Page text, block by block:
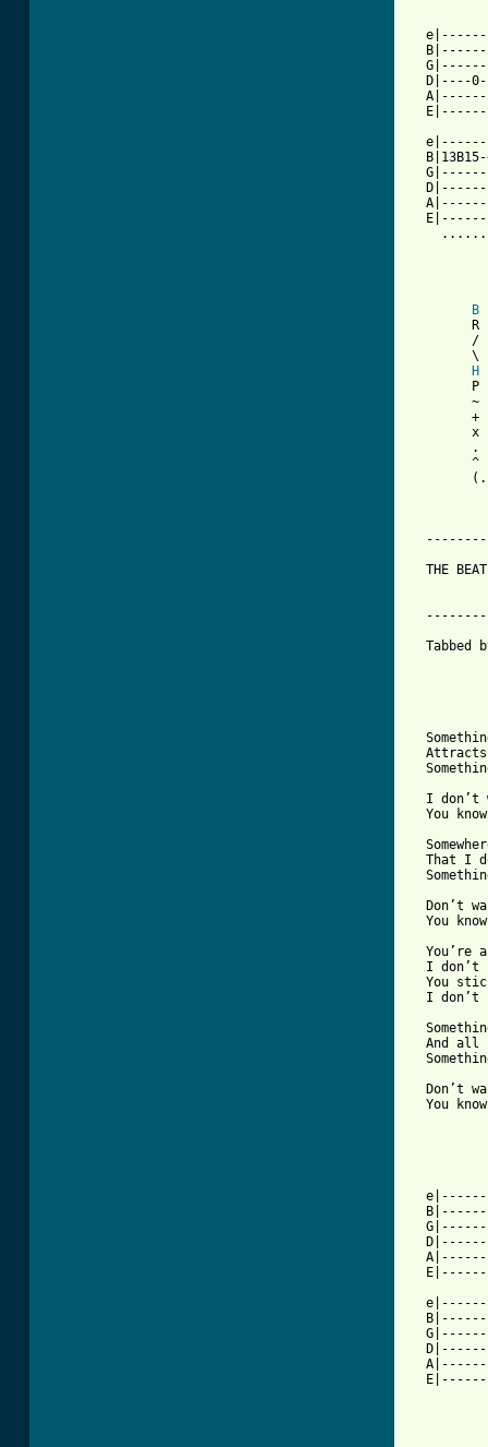
B
R
/
\
H
P
~
+
x
.
^
THE
Tabbed
I don’t
You
That I
Don’t
You
You’re
I don’t
You
I don’t
And all
Don’t
You